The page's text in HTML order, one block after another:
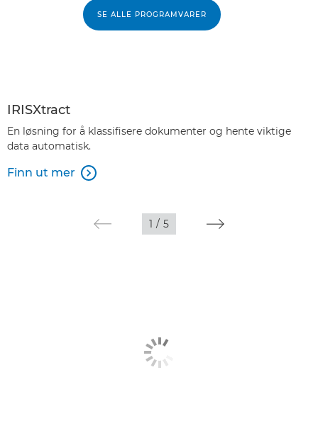
SE ALLE PROGRAMVARER
IRISXtract
En løsning for å klassifisere dokumenter og hente viktige
data automatisk.
Finn ut mer 
1 / 5